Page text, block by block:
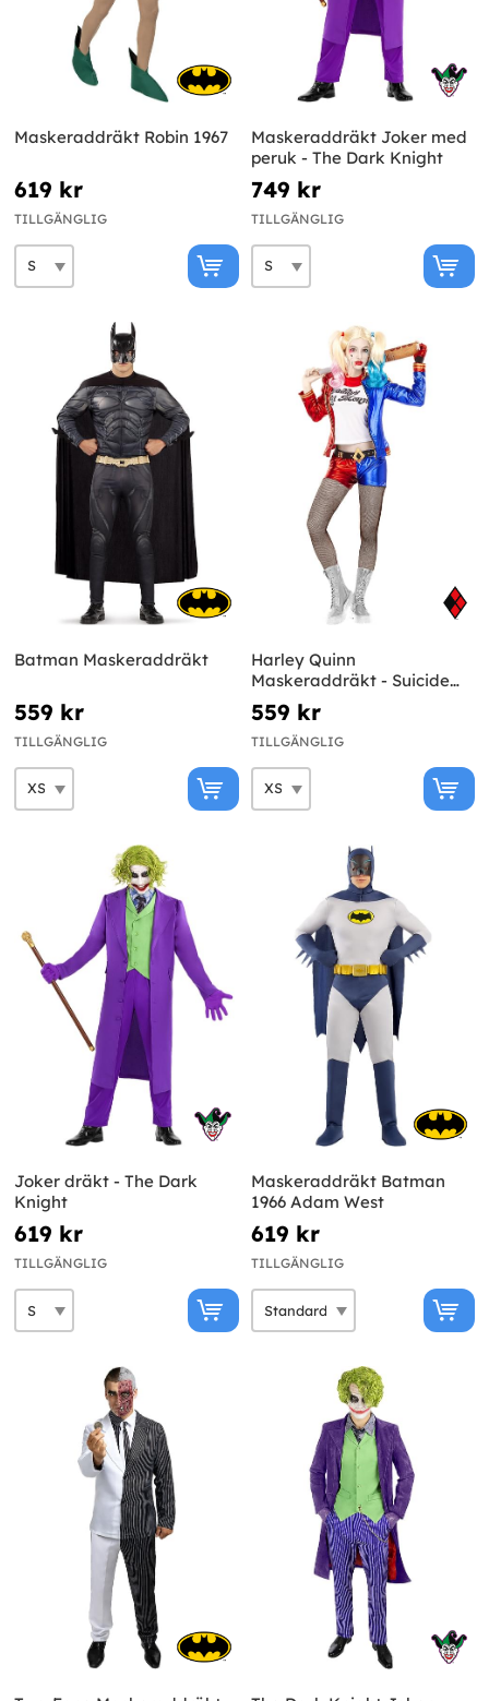
Maskeraddräkt Robin 1967
619 kr
TILLGÄNGLIG
Maskeraddräkt Joker med
peruk - The Dark Knight
749 kr
TILLGÄNGLIG
Batman Maskeraddräkt
559 kr
TILLGÄNGLIG
Harley Quinn
Maskeraddräkt - Suicide
Squad
559 kr
TILLGÄNGLIG
Joker dräkt - The Dark
Knight
619 kr
TILLGÄNGLIG
Maskeraddräkt Batman
1966 Adam West
619 kr
TILLGÄNGLIG